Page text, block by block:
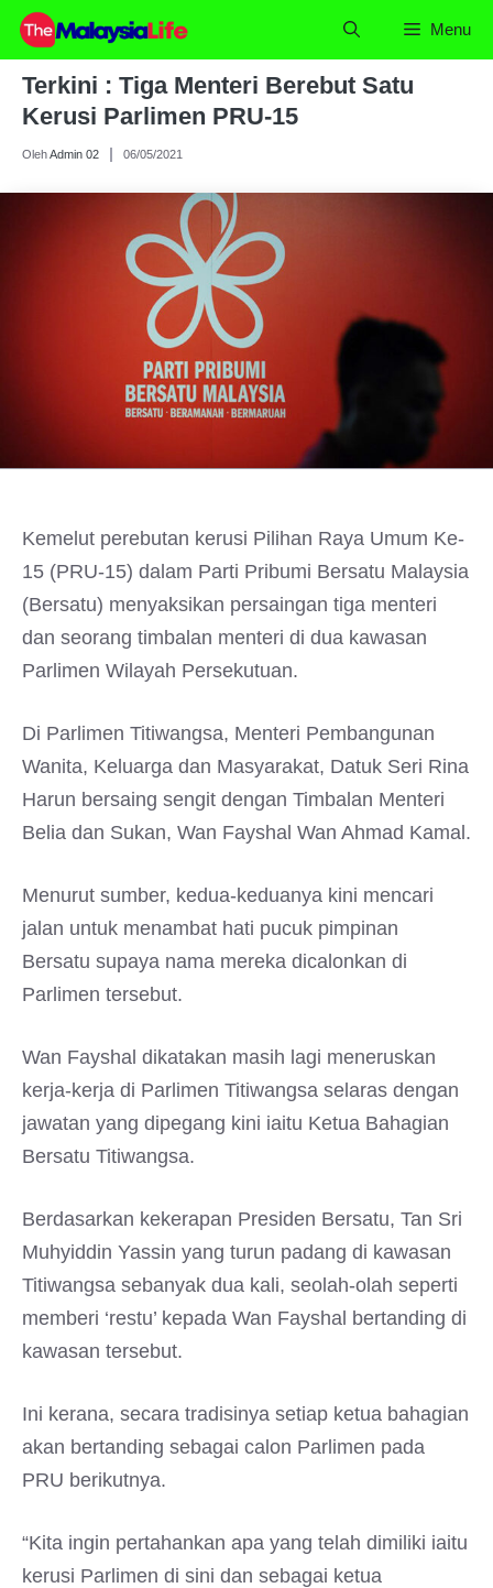
Skip
content
Menu
Terkini : Tiga Menteri Berebut Satu
Kerusi Parlimen PRU-15
OlehAdmin 02 06/05/2021
Kemelut perebutan kerusi Pilihan Raya Umum Ke-
15 (PRU-15) dalam Parti Pribumi Bersatu Malaysia
(Bersatu) menyaksikan persaingan tiga menteri
dan seorang timbalan menteri di dua kawasan
Parlimen Wilayah Persekutuan.
Di Parlimen Titiwangsa, Menteri Pembangunan
Wanita, Keluarga dan Masyarakat, Datuk Seri Rina
Harun bersaing sengit dengan Timbalan Menteri
Belia dan Sukan, Wan Fayshal Wan Ahmad Kamal.
Menurut sumber, kedua-keduanya kini mencari
jalan untuk menambat hati pucuk pimpinan
Bersatu supaya nama mereka dicalonkan di
Parlimen tersebut.
Wan Fayshal dikatakan masih lagi meneruskan
kerja-kerja di Parlimen Titiwangsa selaras dengan
jawatan yang dipegang kini iaitu Ketua Bahagian
Bersatu Titiwangsa.
Berdasarkan kekerapan Presiden Bersatu, Tan Sri
Muhyiddin Yassin yang turun padang di kawasan
Titiwangsa sebanyak dua kali, seolah-olah seperti
memberi ‘restu’ kepada Wan Fayshal bertanding di
kawasan tersebut.
Ini kerana, secara tradisinya setiap ketua bahagian
akan bertanding sebagai calon Parlimen pada
PRU berikutnya.
“Kita ingin pertahankan apa yang telah dimiliki iaitu
kerusi Parlimen di sini dan sebagai ketua